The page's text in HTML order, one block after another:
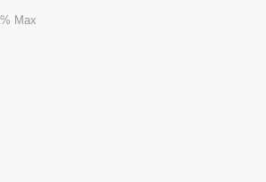
Max